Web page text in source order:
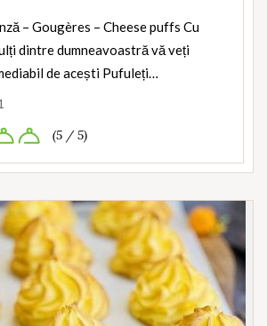
– Gougères – Cheese puffs Cu
dintre dumneavoastră vă veți
de acești Pufuleți…
(5 / 5)